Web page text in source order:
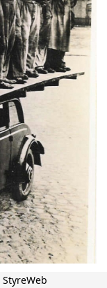
StyreWeb